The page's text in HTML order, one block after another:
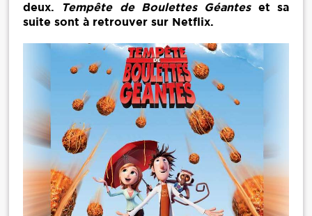
deux.
Tempête de Boulettes Géanteset sa
suite sont à retrouver sur Netflix.